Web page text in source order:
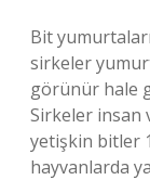
Bit
sirkeler
görünür hale
Sirkeler insan
yetişkin bitler
hayvanlarda